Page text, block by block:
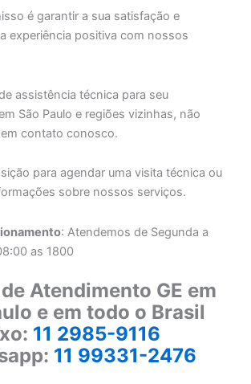
é garantir a sua satisfação e
experiência positiva com nossos
assistência técnica para seu
São Paulo e regiões vizinhas, não
contato conosco.
para agendar uma visita técnica ou
sobre nossos serviços.
: Atendemos de Segunda a
as 1800
Atendimento GE em
e em todo o Brasil
11 2985-9116
11 99331-2476